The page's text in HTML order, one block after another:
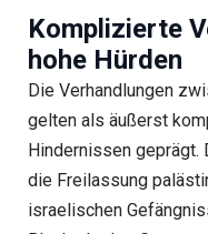
Komplizierte
hohe Hürden
Die Verhandlungen
gelten als äußerst
Hindernissen geprägt.
die Freilassung
israelischen